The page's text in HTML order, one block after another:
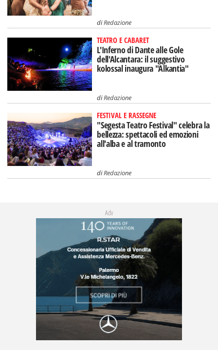
diRedazione
TEATRO E CABARET
L'Inferno di Dante alle Gole
dell'Alcantara: il suggestivo
kolossal inaugura "Alkantia"
diRedazione
FESTIVAL E RASSEGNE
"Segesta Teatro Festival" celebra la
bellezza: spettacoli ed emozioni
all'alba e al tramonto
diRedazione
Adv